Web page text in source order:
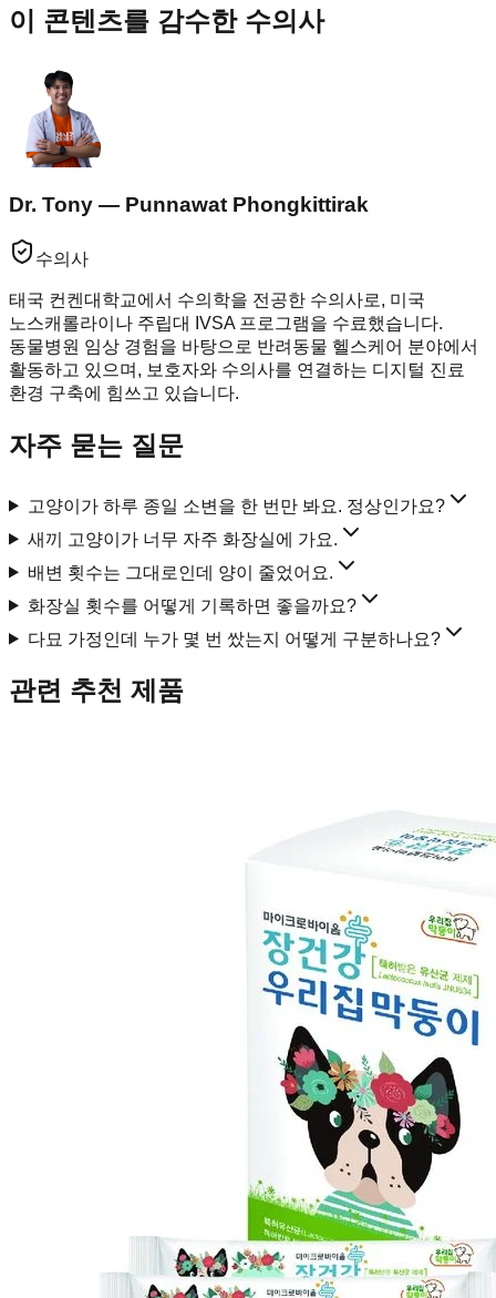
이 콘텐츠를 감수한 수의사
Dr. Tony — Punnawat Phongkittirak
수의사
태국 컨켄대학교에서 수의학을 전공한 수의사로, 미국
노스캐롤라이나 주립대 IVSA 프로그램을 수료했습니다.
동물병원 임상 경험을 바탕으로 반려동물 헬스케어 분야에서
활동하고 있으며, 보호자와 수의사를 연결하는 디지털 진료
환경 구축에 힘쓰고 있습니다.
자주 묻는 질문
고양이가 하루 종일 소변을 한 번만 봐요. 정상인가요?
새끼 고양이가 너무 자주 화장실에 가요.
배변 횟수는 그대로인데 양이 줄었어요.
화장실 횟수를 어떻게 기록하면 좋을까요?
다묘 가정인데 누가 몇 번 쌌는지 어떻게 구분하나요?
관련 추천 제품